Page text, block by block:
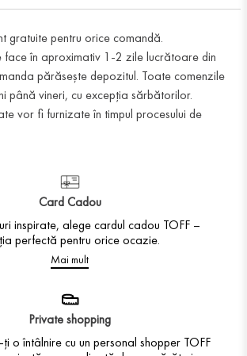
gratuite pentru orice comandă.
face în aproximativ 1-2 zile lucrătoare din
părăsește depozitul. Toate comenzile
până vineri, cu excepția sărbătorilor.
vor fi furnizate în timpul procesului de
Card Cadou
inspirate, alege cardul cadou TOFF –
perfectă pentru orice ocazie.
Mai mult
Private shopping
o întâlnire cu un personal shopper TOFF